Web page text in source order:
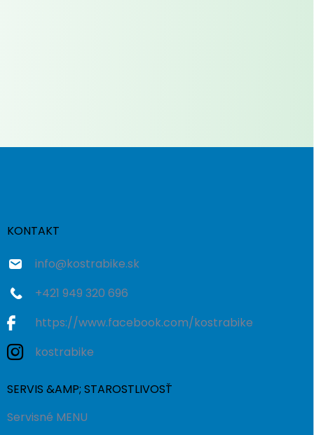
KONTAKT
info@kostrabike.sk
+421 949 320 696
https://www.facebook.com/kostrabike
kostrabike
SERVIS &AMP; STAROSTLIVOSŤ
Servisné MENU